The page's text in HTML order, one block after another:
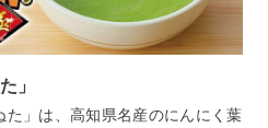
」
」は、高知県名産のにんにく葉